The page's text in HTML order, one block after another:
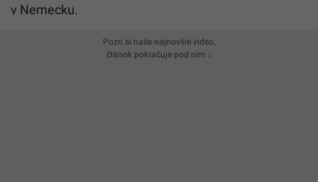
v Nemecku.
Pozri si naše najnovšie video,
článok pokračuje pod ním ↓